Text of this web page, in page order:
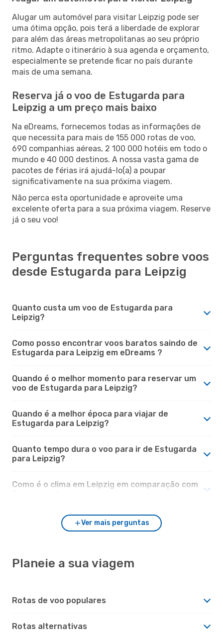
Alugar um automóvel para visitar Leipzig pode ser
uma ótima opção, pois terá a liberdade de explorar
para além das áreas metropolitanas ao seu próprio
ritmo. Adapte o itinerário à sua agenda e orçamento,
especialmente se pretende ficar no país durante
mais de uma semana.
Reserva já o voo de Estugarda para
Leipzig a um preço mais baixo
Na eDreams, fornecemos todas as informações de
que necessita para mais de 155 000 rotas de voo,
690 companhias aéreas, 2 100 000 hotéis em todo o
mundo e 40 000 destinos. A nossa vasta gama de
pacotes de férias irá ajudá-lo(a) a poupar
significativamente na sua próxima viagem.
Não perca esta oportunidade e aproveite uma
excelente oferta para a sua próxima viagem. Reserve
já o seu voo!
Perguntas frequentes sobre voos
desde Estugarda para Leipzig
Quanto custa um voo de Estugarda para
Leipzig?
Como posso encontrar voos baratos saindo de
Estugarda para Leipzig em eDreams ?
Quando é o melhor momento para reservar um
voo de Estugarda para Leipzig?
Quando é a melhor época para viajar de
Estugarda para Leipzig?
Quanto tempo dura o voo para ir de Estugarda
para Leipzig?
Como é o clima em Leipzig em comparação com
Ver mais perguntas
Planeie a sua viagem
Rotas de voo populares
Rotas alternativas